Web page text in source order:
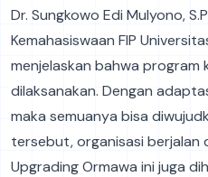
Dr. Sungkowo Edi Mulyono,
Kemahasiswaan FIP
menjelaskan bahwa program
dilaksanakan. Dengan
maka semuanya bisa
tersebut, organisasi berjalan
Upgrading Ormawa ini juga